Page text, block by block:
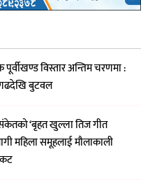
विस्तार अन्तिम चरणमा :
बुटवल
‘बृहत खुल्ला तिज गीत
महिला समूहलाई मौलाकाली